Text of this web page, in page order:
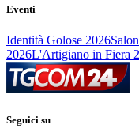
Eventi
Identità Golose 2026
2026L'Artigiano in Fiera
Seguici su